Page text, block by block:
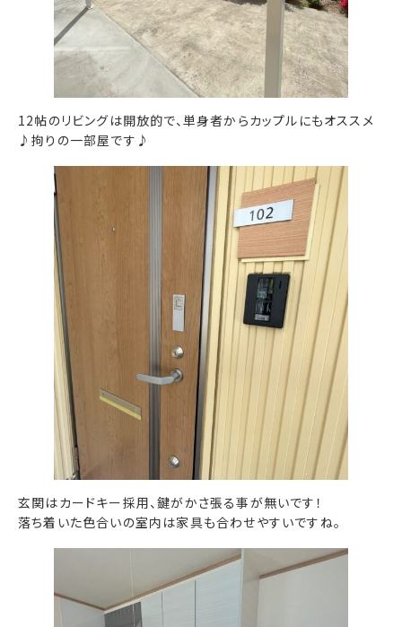
12帖のリビングは開放的で、単身者からカップルにもオススメ
♪拘りの一部屋です♪
玄関はカードキー採用、鍵がかさ張る事が無いです！
落ち着いた色合いの室内は家具も合わせやすいですね。